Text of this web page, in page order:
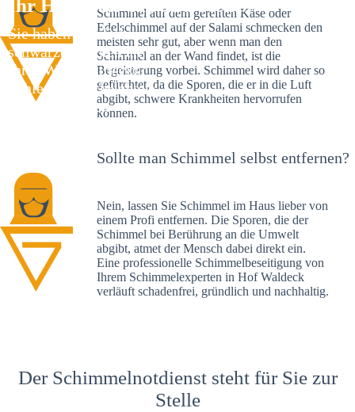
Ihr Helfer an Ort und Stelle
Sie haben kürzlich
schwarze Flecken an
Ihrer Wand entdeckt?
Schlechte Nachrichten:
Sie haben einen
Schimmel auf dem gereiften Käse oder
Edelschimmel auf der Salami schmecken den
meisten sehr gut, aber wenn man den
Schimmel an der Wand findet, ist die
Begeisterung vorbei. Schimmel wird daher so
gefürchtet, da die Sporen, die er in die Luft
abgibt, schwere Krankheiten hervorrufen
können.
Sollte man Schimmel selbst entfernen?
Nein, lassen Sie Schimmel im Haus lieber von
einem Profi entfernen. Die Sporen, die der
Schimmel bei Berührung an die Umwelt
abgibt, atmet der Mensch dabei direkt ein.
Eine professionelle Schimmelbeseitigung von
Ihrem Schimmelexperten in Hof Waldeck
verläuft schadenfrei, gründlich und nachhaltig.
Der Schimmelnotdienst steht für Sie zur
Stelle